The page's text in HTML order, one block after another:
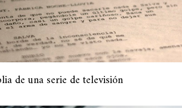
de una serie de televisión